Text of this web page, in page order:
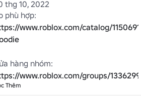
thg 10, 2022
www.roblox.com/catalog/
www.roblox.com/groups/
Thêm